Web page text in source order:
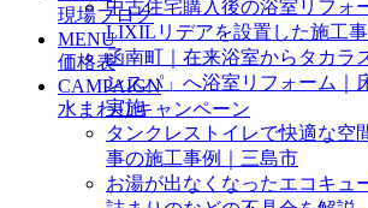
現場ブログ
MENU
価格表
CAMPAIGN
水まわりキャンペーン
中古住宅購入後の浴室リフォ
LIXILリデアを設置した施工事
函南町｜在来浴室からタカラ
ンスパ」へ浴室リフォーム｜
実施
タンクレストイレで快適な空
事の施工事例｜三島市
お湯が出なくなったエコキュ